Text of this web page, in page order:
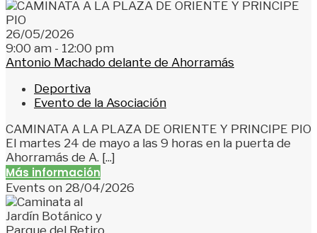
26/05/2026
9:00 am - 12:00 pm
Antonio Machado delante de Ahorramás
Deportiva
Evento de la Asociación
CAMINATA A LA PLAZA DE ORIENTE Y PRINCIPE PIO
El martes 24 de mayo a las 9 horas en la puerta de
Ahorramás de A. [...]
Más información
Events on 28/04/2026